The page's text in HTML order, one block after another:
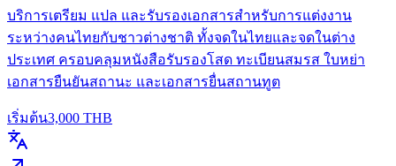
บริการเตรียม แปล และรับรองเอกสารสำหรับการแต่งงาน
ระหว่างคนไทยกับชาวต่างชาติ ทั้งจดในไทยและจดในต่าง
ประเทศ ครอบคลุมหนังสือรับรองโสด ทะเบียนสมรส ใบหย่า
เอกสารยืนยันสถานะ และเอกสารยื่นสถานทูต
เริ่มต้น3,000 THB